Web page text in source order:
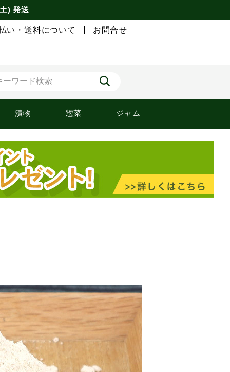
) 発送
い・送料について お問合せ
漬物 惣菜 ジャム